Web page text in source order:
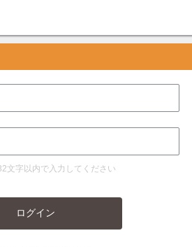
文字以内で入力してください
ログイン